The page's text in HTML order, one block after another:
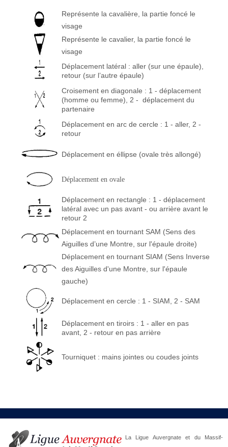
Représente la cavalière, la partie foncé le
visage
Représente le cavalier, la partie foncé le
visage
Déplacement latéral : aller (sur une épaule),
retour (sur l’autre épaule)
Croisement en diagonale : 1 - déplacement
(homme ou femme), 2 - déplacement du
partenaire
Déplacement en arc de cercle : 1 - aller, 2 -
retour
Déplacement en éllipse (ovale très allongé)
Déplacement en ovale
Déplacement en rectangle : 1 - déplacement
latéral avec un pas avant - ou arrière avant le
retour 2
Déplacement en tournant SAM (Sens des
Aiguilles d’une Montre, sur l'épaule droite)
Déplacement en tournant SIAM (Sens Inverse
des Aiguilles d'une Montre, sur l'épaule
gauche)
Déplacement en cercle : 1 - SIAM, 2 - SAM
Déplacement en tiroirs : 1 - aller en pas
avant, 2 - retour en pas arrière
Tourniquet : mains jointes ou coudes joints
La Ligue Auvergnate et du Massif-